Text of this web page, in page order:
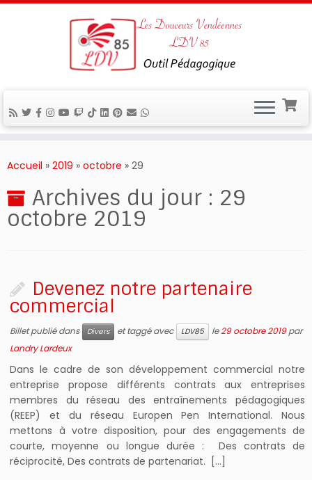
auAccueil » 2019 » octobre » 29
Archives du jour : 29
octobre 2019
Devenez notre partenaire
commercial
Billet publié dans Divers et taggé avec LDV85 le29 octobre 2019 par
Landry Lardeux
Dans le cadre de son développement commercial notre
entreprise propose différents contrats aux entreprises
membres du réseau des entraînements pédagogiques
(REEP) et du réseau Europen Pen International. Nous
mettons à votre disposition, pour des engagements de
courte, moyenne ou longue durée : Des contrats de
réciprocité, Des contrats de partenariat. […]